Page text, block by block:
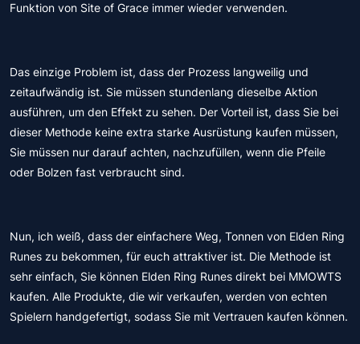
Funktion von Site of Grace immer wieder verwenden.
Das einzige Problem ist, dass der Prozess langweilig und
zeitaufwändig ist. Sie müssen stundenlang dieselbe Aktion
ausführen, um den Effekt zu sehen. Der Vorteil ist, dass Sie bei
dieser Methode keine extra starke Ausrüstung kaufen müssen,
Sie müssen nur darauf achten, nachzufüllen, wenn die Pfeile
oder Bolzen fast verbraucht sind.
Nun, ich weiß, dass der einfachere Weg, Tonnen von Elden Ring
Runes zu bekommen, für euch attraktiver ist. Die Methode ist
sehr einfach, Sie können Elden Ring Runes direkt bei MMOWTS
kaufen. Alle Produkte, die wir verkaufen, werden von echten
Spielern handgefertigt, sodass Sie mit Vertrauen kaufen können.